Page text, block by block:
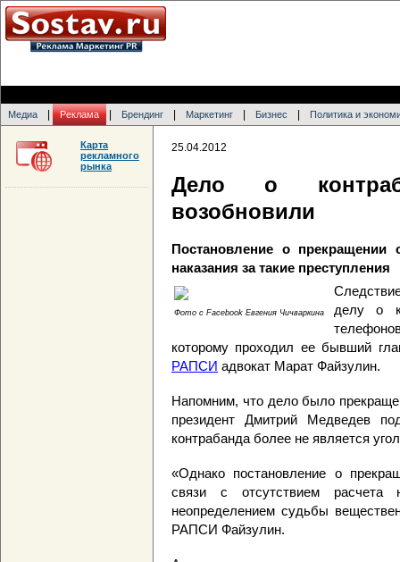
Медиа Реклама Брендинг Маркетинг Бизнес Политика и
25.04.2012
Дело о
возобновили
Постановление о прекращении
наказания за такие преступления
Фото с Facebook Евгения Чичваркина
делу о
которому проходил ее бывший
РАПСИ адвокат Марат Файзулин.
Напомним, что дело было
президент Дмитрий Медведев
контрабанда более не является
«Однако постановление о
связи с отсутствием расчета
неопределением судьбы
РАПСИ Файзулин.
Карта
рекламного
рынка